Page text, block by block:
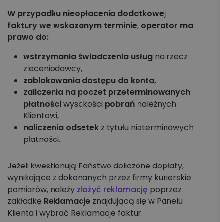
W przypadku nieopłacenia dodatkowej
faktury we wskazanym terminie, operator ma
prawo do:
wstrzymania świadczenia usług na rzecz
zleceniodawcy,
zablokowania dostępu do konta,
zaliczenia na poczet przeterminowanych
płatnościwysokości pobrań należnych
Klientowi,
naliczenia odsetek z tytułu nieterminowych
płatności.
Jeżeli kwestionują Państwo doliczone dopłaty,
wynikające z dokonanych przez firmy kurierskie
pomiarów, należy złożyć reklamację poprzez
zakładkę Reklamacje znajdującą się w Panelu
Klienta i wybrać Reklamacje faktur.